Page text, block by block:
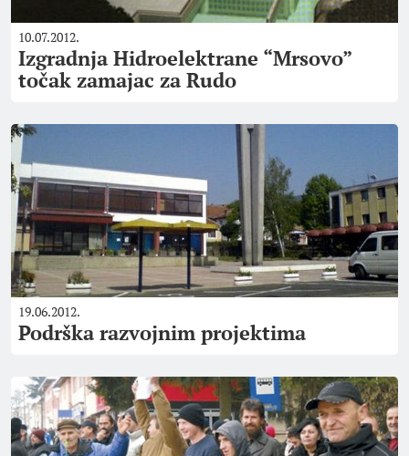
10.07.2012.
Izgradnja Hidroelektrane “Mrsovo”
točak zamajac za Rudo
19.06.2012.
Podrška razvojnim projektima